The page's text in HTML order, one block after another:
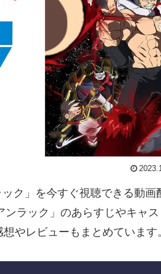
ク」を今すぐ視聴できる動画
ラック」のあらすじやキャ
やレビューもまとめています